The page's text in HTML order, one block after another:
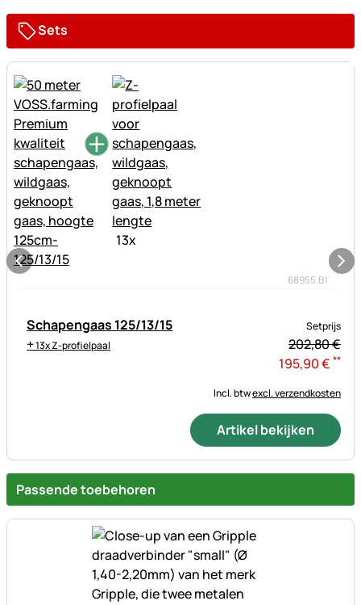
Sets
13x
68955.B1
Schapengaas 125/13/15
+13x Z-profielpaal
Setprijs
202,80€
195,90€ **
Incl. btwexcl. verzendkosten
Artikel bekijken
Passende toebehoren